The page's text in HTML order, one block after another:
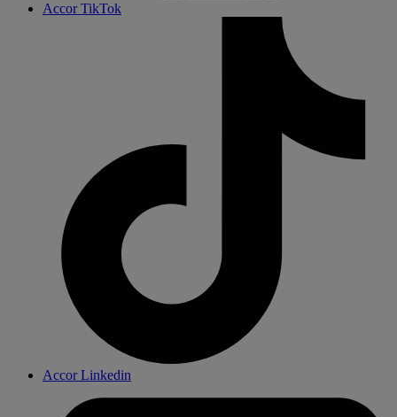
Accor TikTok
Accor Linkedin